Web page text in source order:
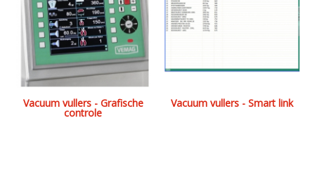
Vacuum vullers - Grafische
controle
Vacuum vullers - Smart link